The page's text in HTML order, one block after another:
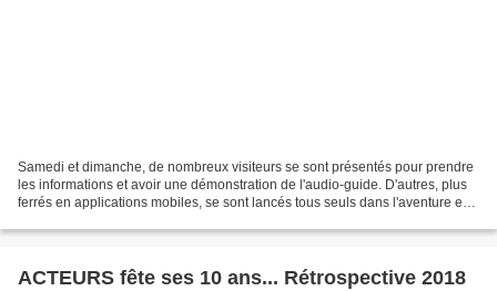
Samedi et dimanche, de nombreux visiteurs se sont présentés pour prendre
les informations et avoir une démonstration de l'audio-guide. D'autres, plus
ferrés en applications mobiles, se sont lancés tous seuls dans l'aventure en
ACTEURS fête ses 10 ans... Rétrospective 2018